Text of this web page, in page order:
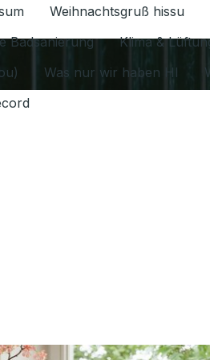
Datenschutz 1.6.2026
Weihnachtsgruß hissu
Badsanierung
Klima &
Was nur wir haben HI